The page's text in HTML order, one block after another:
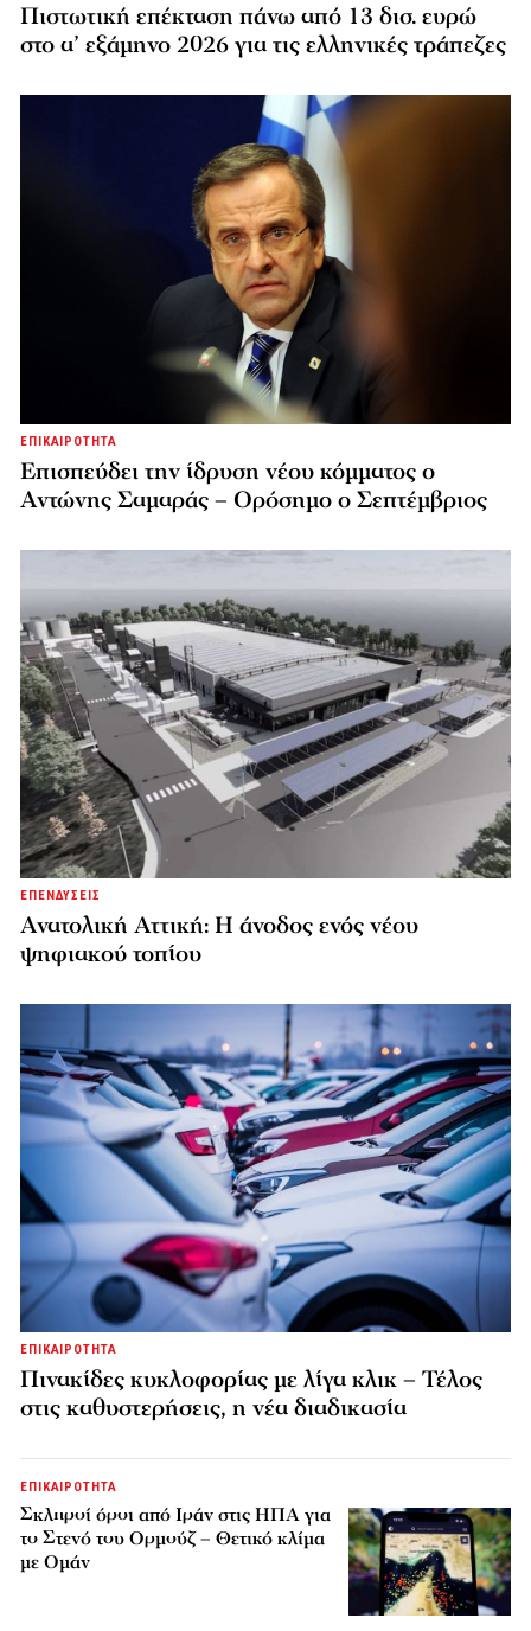
Πιστωτική επέκταση πάνω από 13 δισ. ευρώ
στο α’ εξάμηνο 2026 για τις ελληνικές τράπεζες
ΕΠΙΚΑΙΡΟΤΗΤΑ
Επισπεύδει την ίδρυση νέου κόμματος o
Αντώνης Σαμαράς – Ορόσημο ο Σεπτέμβριος
ΕΠΕΝΔΥΣΕΙΣ
Ανατολική Αττική: Η άνοδος ενός νέου
ψηφιακού τοπίου
ΕΠΙΚΑΙΡΟΤΗΤΑ
Πινακίδες κυκλοφορίας με λίγα κλικ – Τέλος
στις καθυστερήσεις, η νέα διαδικασία
ΕΠΙΚΑΙΡΟΤΗΤΑ
Σκληροί όροι από Ιράν στις ΗΠΑ για
το Στενό του Ορμούζ – Θετικό κλίμα
με Ομάν